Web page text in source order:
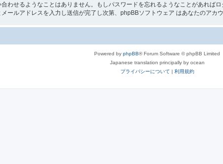
わせるようなことはありません。もしパスワードを忘れるようなことがあれば
ールアドレスを入力し送信が完了し次第、phpBBソフトウェア はあなたのアカ
Powered by phpBB® Forum Software © phpBB Limited
Japanese translation principally by ocean
プライバシーについて | 利用規約